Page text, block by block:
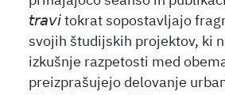
𝘵𝘳𝘢𝘷𝘪 tokrat sopostavljajo
svojih študijskih projektov, ki
izkušnje razpetosti med
preizprašujejo delovanje